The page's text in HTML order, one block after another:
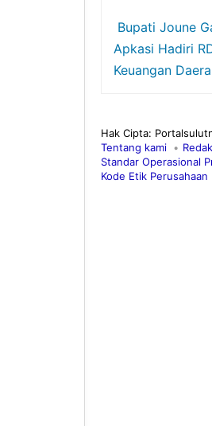
Bupati Joune
Apkasi Hadiri
Keuangan
Hak Cipta:
Tentang kami
Standar Operasional
Kode Etik Perusahaan